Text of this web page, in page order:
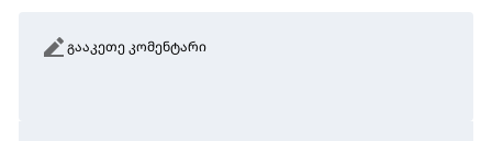
გააკეთე კომენტარი